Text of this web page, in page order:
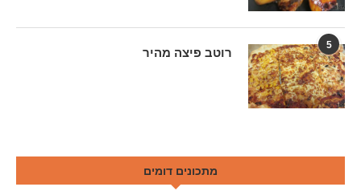
5
רוטב פיצה מהיר
מתכונים דומים